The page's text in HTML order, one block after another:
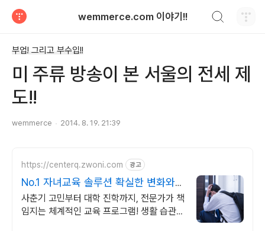
wemmerce.com 이야기!!
부업! 그리고 부수입!!
미 주류 방송이 본 서울의 전세 제
도!!
wemmerce 2014. 8. 19. 21:39
https://centerq.zwoni.com 광고
No.1 자녀교육 솔루션 확실한 변화와
성장
사춘기 고민부터 대학 진학까지, 전문가가 책
임지는 체계적인 교육 프로그램! 생활 습관부